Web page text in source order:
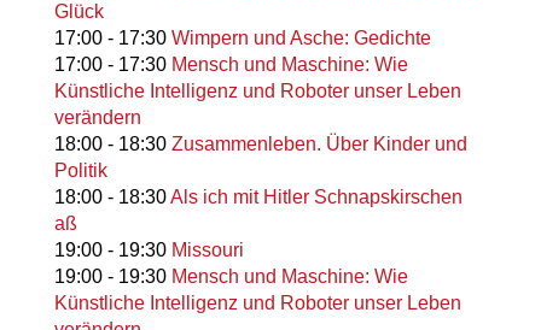
Glück
17:00- 17:30 Wimpern und Asche: Gedichte
17:00- 17:30 Mensch und Maschine: Wie
Künstliche Intelligenz und Roboter unser Leben
verändern
18:00- 18:30 Zusammenleben. Über Kinder und
Politik
18:00- 18:30Als ich mit Hitler Schnapskirschen
aß
19:00- 19:30 Missouri
19:00- 19:30 Mensch und Maschine: Wie
Künstliche Intelligenz und Roboter unser Leben